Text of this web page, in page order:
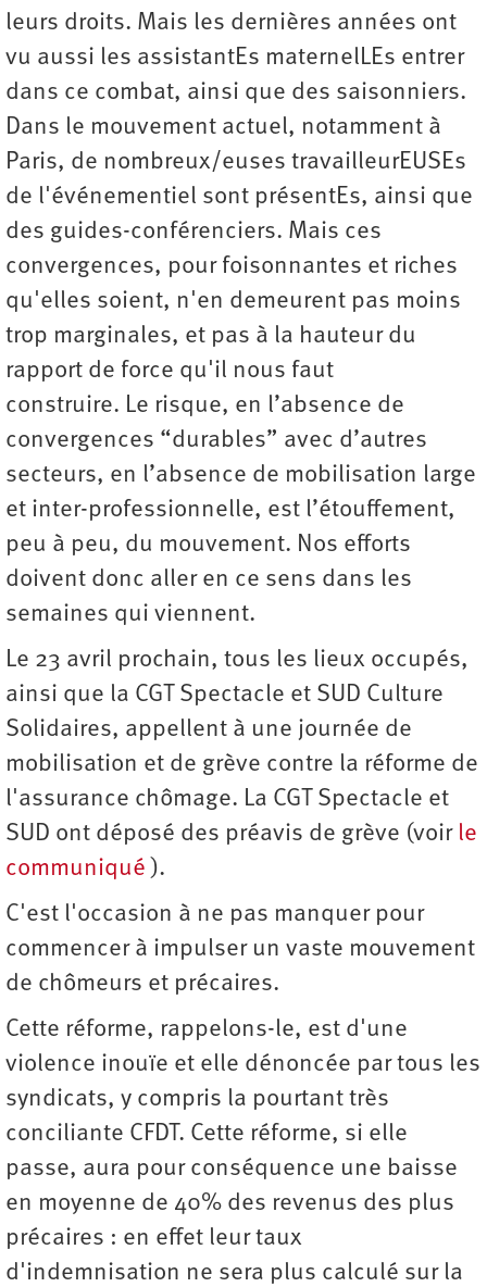
leurs droits. Mais les dernières années ont
vu aussi les assistantEs maternelLEs entrer
dans ce combat, ainsi que des saisonniers.
Dans le mouvement actuel, notamment à
Paris, de nombreux/euses travailleurEUSEs
de l'événementiel sont présentEs, ainsi que
des guides-conférenciers. Mais ces
convergences, pour foisonnantes et riches
qu'elles soient, n'en demeurent pas moins
trop marginales, et pas à la hauteur du
rapport de force qu'il nous faut
construire. Le risque, en l’absence de
convergences “durables” avec d’autres
secteurs, en l’absence de mobilisation large
et inter-professionnelle, est l’étouffement,
peu à peu, du mouvement. Nos efforts
doivent donc aller en ce sens dans les
semaines qui viennent.
Le 23 avril prochain, tous les lieux occupés,
ainsi que la CGT Spectacle et SUD Culture
Solidaires, appellent à une journée de
mobilisation et de grève contre la réforme de
l'assurance chômage. La CGT Spectacle et
SUD ont déposé des préavis de grève (voir le
communiqué ).
C'est l'occasion à ne pas manquer pour
commencer à impulser un vaste mouvement
de chômeurs et précaires.
Cette réforme, rappelons-le, est d'une
violence inouïe et elle dénoncée par tous les
syndicats, y compris la pourtant très
conciliante CFDT. Cette réforme, si elle
passe, aura pour conséquence une baisse
en moyenne de 40% des revenus des plus
précaires : en effet leur taux
d'indemnisation ne sera plus calculé sur la